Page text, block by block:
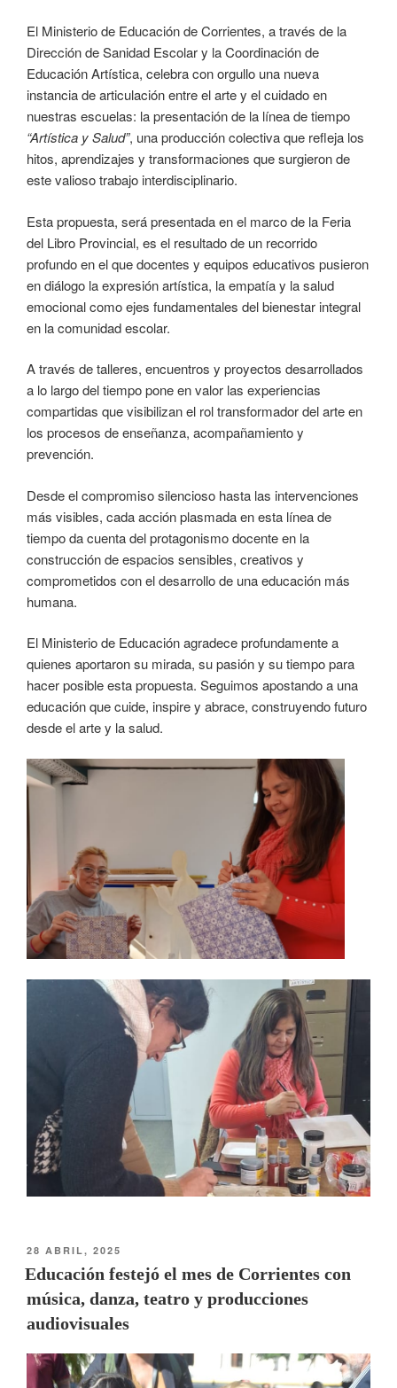
El Ministerio de Educación de Corrientes, a través de la
Dirección de Sanidad Escolar y la Coordinación de
Educación Artística, celebra con orgullo una nueva
instancia de articulación entre el arte y el cuidado en
nuestras escuelas: la presentación de la línea de tiempo
“Artística y Salud”, una producción colectiva que refleja los
hitos, aprendizajes y transformaciones que surgieron de
este valioso trabajo interdisciplinario.
Esta propuesta, será presentada en el marco de la Feria
del Libro Provincial, es el resultado de un recorrido
profundo en el que docentes y equipos educativos pusieron
en diálogo la expresión artística, la empatía y la salud
emocional como ejes fundamentales del bienestar integral
en la comunidad escolar.
A través de talleres, encuentros y proyectos desarrollados
a lo largo del tiempo pone en valor las experiencias
compartidas que visibilizan el rol transformador del arte en
los procesos de enseñanza, acompañamiento y
prevención.
Desde el compromiso silencioso hasta las intervenciones
más visibles, cada acción plasmada en esta línea de
tiempo da cuenta del protagonismo docente en la
construcción de espacios sensibles, creativos y
comprometidos con el desarrollo de una educación más
humana.
El Ministerio de Educación agradece profundamente a
quienes aportaron su mirada, su pasión y su tiempo para
hacer posible esta propuesta. Seguimos apostando a una
educación que cuide, inspire y abrace, construyendo futuro
desde el arte y la salud.
28 ABRIL, 2025
Educación festejó el mes de Corrientes con
música, danza, teatro y producciones
audiovisuales